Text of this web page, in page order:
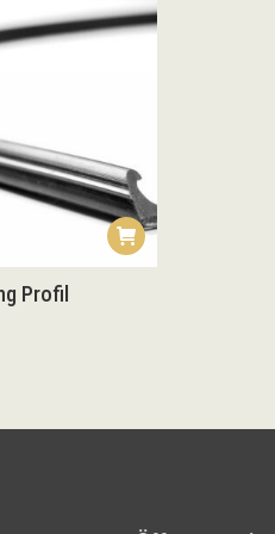
Profil